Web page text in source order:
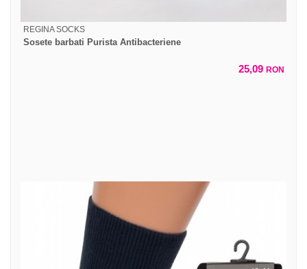
REGINA SOCKS
Sosete barbati Purista Antibacteriene
25,09 RON